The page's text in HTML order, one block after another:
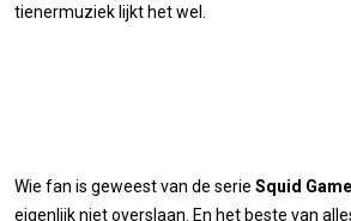
tienermuziek lijkt het wel.
Wie fan is geweest van de serie Squid Game
eigenlijk niet overslaan. En het beste van